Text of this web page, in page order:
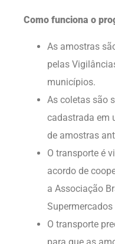
Como funciona o
As amostras
pelas
municípios.
As coletas são
cadastrada em
de amostras
O transporte é
acordo de
a Associação
Supermercados
O transporte
para que as